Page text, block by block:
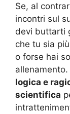
Se, al
incontri sul
devi buttarti
che tu sia
o forse hai
logica e
scientifica